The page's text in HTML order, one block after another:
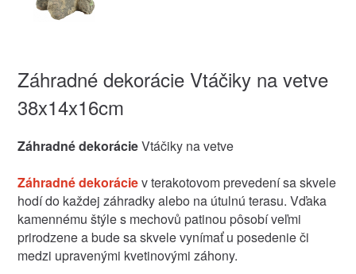
Záhradné dekorácie Vtáčiky na vetve
38x14x16cm
Záhradné dekorácieVtáčiky na vetve
Záhradné dekoráciev terakotovom prevedení sa skvele
hodí do každej záhradky alebo na útulnú terasu. Vďaka
kamennému štýle s mechovů patinou pôsobí veľmi
prirodzene a bude sa skvele vynímať u posedenie či
medzi upravenými kvetinovými záhony.